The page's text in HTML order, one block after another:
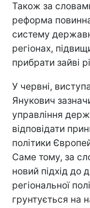
Також за
реформа
систему
регіонах,
прибрати зайві
У червні,
Янукович
управління
відповідати
політики
Саме тому, за
новий підхід до
регіональної
грунтується на